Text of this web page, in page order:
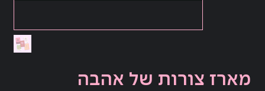
מארז צורות של אהבה